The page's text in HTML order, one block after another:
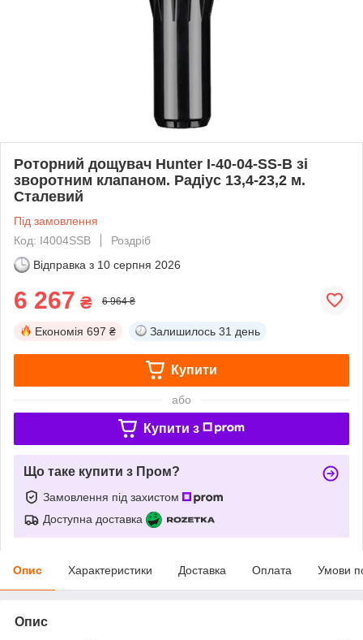
Роторний дощувач Hunter I-40-04-SS-В зі
зворотним клапаном. Радіус 13,4-23,2 м.
Сталевий
Під замовлення
Код: I4004SSB
Роздріб
Відправка з 10 серпня 2026
6 267 ₴ 6 964 ₴
Економія 697 ₴ Залишилось 31 день
Купити
або
Купити з
Що таке купити з Пром?
Замовлення під захистом
Доступна доставка
Опис Характеристики Доставка Оплата Умови
Опис